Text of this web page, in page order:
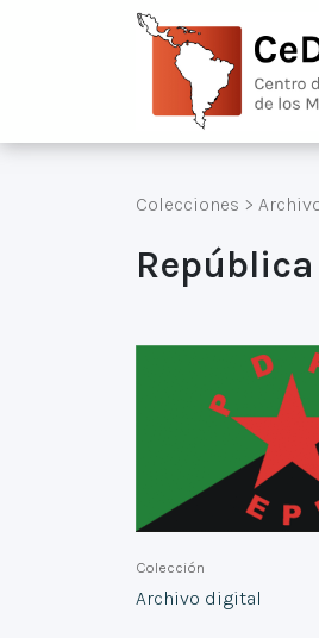
Colecciones >
Colección
Archivo digital